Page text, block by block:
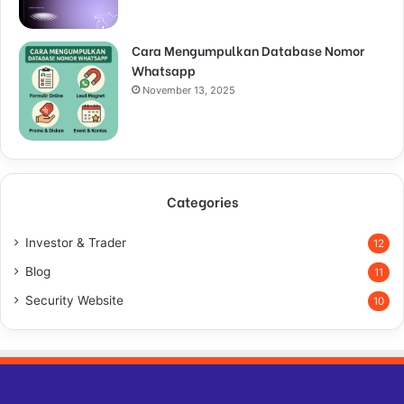
Cara Mengumpulkan Database Nomor
Whatsapp
November 13, 2025
Categories
Investor & Trader 12
Blog 11
Security Website 10